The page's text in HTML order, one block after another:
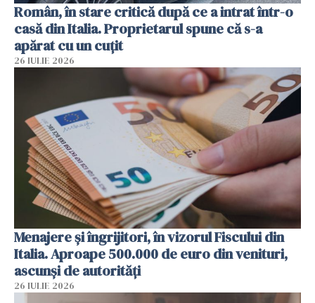
Român, în stare critică după ce a intrat într-o
casă din Italia. Proprietarul spune că s-a
apărat cu un cuțit
26 IULIE 2026
Menajere și îngrijitori, în vizorul Fiscului din
Italia. Aproape 500.000 de euro din venituri,
ascunși de autorități
26 IULIE 2026